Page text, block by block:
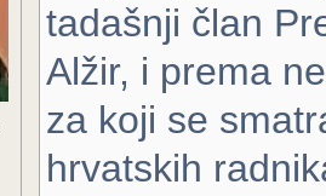
tadašnji član
Alžir, i prema
za koji se
hrvatskih